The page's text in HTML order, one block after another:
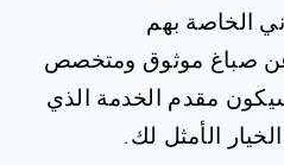
الخاصة بهم
صباغ موثوق ومتخصص
مقدم الخدمة الذي
الأمثل لك.